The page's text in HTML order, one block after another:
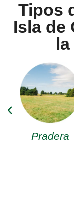
Tipos
Isla de
Pradera